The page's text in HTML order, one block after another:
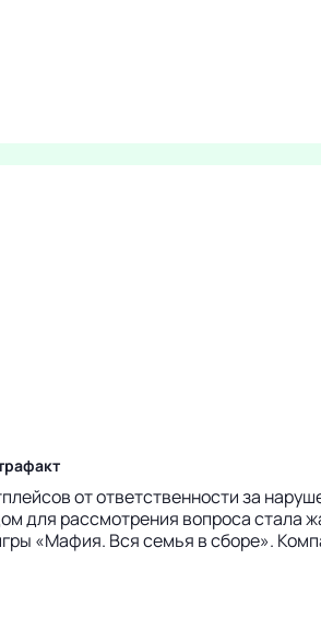
от ответственности за
для рассмотрения вопроса
«Мафия. Вся семья в сборе».